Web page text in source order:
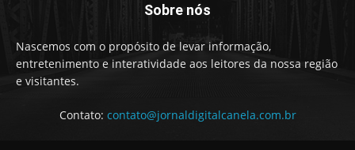
Sobre nós
Nascemos com o propósito de levar informação,
entretenimento e interatividade aos leitores da nossa região
e visitantes.
Contato: contato@jornaldigitalcanela.com.br